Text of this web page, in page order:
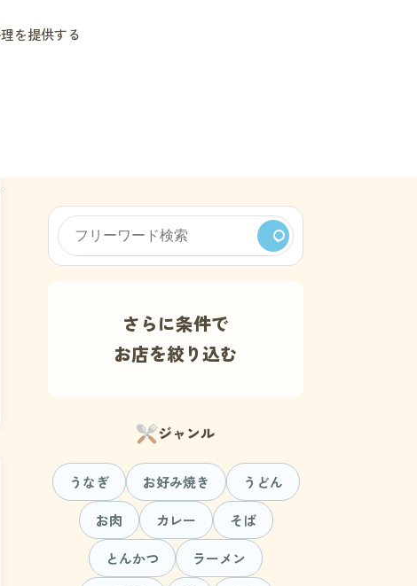
を提供する
さらに条件で
お店を絞り込む
ジャンル
うなぎ お好み焼き うどん
お肉 カレー そば
とんかつ ラーメン